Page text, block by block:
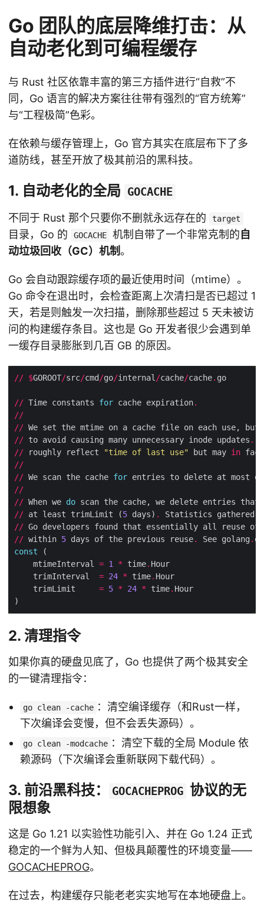
Go 团队的底层降维打击：从
自动老化到可编程缓存
与 Rust 社区依靠丰富的第三方插件进行“自救”不
同，Go 语言的解决方案往往带有强烈的“官方统筹”
与“工程极简”色彩。
在依赖与缓存管理上，Go 官方其实在底层布下了多
道防线，甚至开放了极其前沿的黑科技。
1. 自动老化的全局 GOCACHE
不同于 Rust 那个只要你不删就永远存在的 target
目录，Go 的 GOCACHE 机制自带了一个非常克制的自
动垃圾回收（GC）机制。
Go 会自动跟踪缓存项的最近使用时间（mtime）。
Go 命令在退出时，会检查距离上次清扫是否已超过 1
天，若是则触发一次扫描，删除那些超过 5 天未被访
问的构建缓存条目。这也是 Go 开发者很少会遇到单
一缓存目录膨胀到几百 GB 的原因。
// $GOROOT/src/cmd /go/internal /cache/cache.
// Time constants for cache expiration.
//
// We set the mtime on a cache file on each use,
// to avoid causing many unnecessary inode updates .
// roughly reflect "time of last use" but may in
//
// We scan the cache for entries to delete at most
//
// When we do scan the cache, we delete entries that
// at least trimLimit (5 days) .
//
// within 5 days of the previous reuse. See golang .
const
	mtimeInterval
= 1 * time.
	trimInterval
= 24 * time.
	trimLimit
= 5 * 24 * time.
2. 清理指令
如果你真的硬盘见底了，Go 也提供了两个极其安全
的一键清理指令：
go clean -cache ：清空编译缓存（和Rust一样，
下次编译会变慢，但不会丢失源码）。
go clean -modcache ：清空下载的全局 Module 依
赖源码（下次编译会重新联网下载代码）。
3. 前沿黑科技： GOCACHEPROG 协议的无
限想象
这是 Go 1.21 以实验性功能引入、并在 Go 1.24 正式
稳定的一个鲜为人知、但极具颠覆性的环境变量——
GOCACHEPROG。
在过去，构建缓存只能老老实实地写在本地硬盘上。